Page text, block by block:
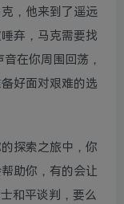
，他来到了遥远
弃，马克需要找
在你周围回荡，
好面对艰难的选
探索之旅中，你
助你，有的会让
和平谈判，要么